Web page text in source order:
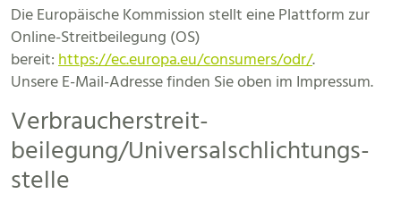
Die Europäische Kommission stellt eine Plattform zur
Online-Streitbeilegung (OS)
bereit: https://ec.europa.eu/consumers/odr/.
Unsere E-Mail-Adresse finden Sie oben im Impressum.
Verbraucher­streit­
beilegung/Universal­schlichtungs­
stelle